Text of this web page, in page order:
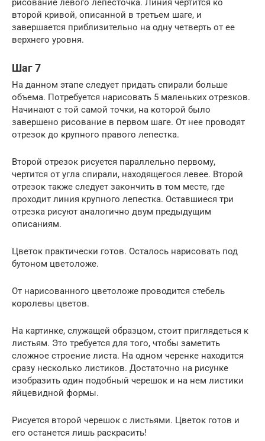
рисование левого лепесточка. Линия чертится ко
второй кривой, описанной в третьем шаге, и
завершается приблизительно на одну четверть от ее
верхнего уровня.
Шаг 7
На данном этапе следует придать спирали больше
объема. Потребуется нарисовать 5 маленьких отрезков.
Начинают с той самой точки, на которой было
завершено рисование в первом шаге. От нее проводят
отрезок до крупного правого лепестка.
Второй отрезок рисуется параллельно первому,
чертится от угла спирали, находящегося левее. Второй
отрезок также следует закончить в том месте, где
проходит линия крупного лепестка. Оставшиеся три
отрезка рисуют аналогично двум предыдущим
описаниям.
Цветок практически готов. Осталось нарисовать под
бутоном цветоложе.
От нарисованного цветоложе проводится стебель
королевы цветов.
На картинке, служащей образцом, стоит приглядеться к
листьям. Это требуется для того, чтобы заметить
сложное строение листа. На одном черенке находится
сразу несколько листиков. Достаточно на рисунке
изобразить один подобный черешок и на нем листики
яйцевидной формы.
Рисуется второй черешок с листьями. Цветок готов и
его останется лишь раскрасить!